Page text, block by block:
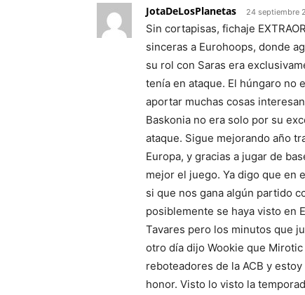
JotaDeLosPlanetas 24 septiembre
Sin cortapisas, fichaje
sinceras a Eurohoops, donde
su rol con Saras era
tenía en ataque. El húngaro no
aportar muchas cosas
Baskonia no era solo por su
ataque. Sigue mejorando año
Europa, y gracias a jugar de
mejor el juego. Ya digo que en
si que nos gana algún partido
posiblemente se haya visto en
Tavares pero los minutos que
otro día dijo Wookie que
reboteadores de la ACB y
honor. Visto lo visto la